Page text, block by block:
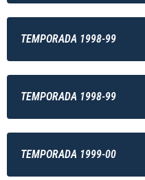
TEMPORADA 1998-99
TEMPORADA 1998-99
TEMPORADA 1999-00